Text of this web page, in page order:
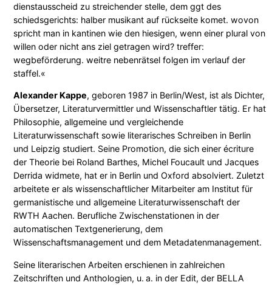
dienstausscheid zu streichender stelle, dem ggt des
schiedsgerichts: halber musikant auf rückseite komet. wovon
spricht man in kantinen wie den hiesigen, wenn einer plural von
willen oder nicht ans ziel getragen wird? treffer:
wegbeförderung. weitre nebenrätsel folgen im verlauf der
staffel.«
Alexander Kappe, geboren 1987 in Berlin/West, ist als Dichter,
Übersetzer, Literaturvermittler und Wissenschaftler tätig. Er hat
Philosophie, allgemeine und vergleichende
Literaturwissenschaft sowie literarisches Schreiben in Berlin
und Leipzig studiert. Seine Promotion, die sich einer écriture
der Theorie bei Roland Barthes, Michel Foucault und Jacques
Derrida widmete, hat er in Berlin und Oxford absolviert. Zuletzt
arbeitete er als wissenschaftlicher Mitarbeiter am Institut für
germanistische und allgemeine Literaturwissenschaft der
RWTH Aachen. Berufliche Zwischenstationen in der
automatischen Textgenerierung, dem
Wissenschaftsmanagement und dem Metadatenmanagement.
Seine literarischen Arbeiten erschienen in zahlreichen
Zeitschriften und Anthologien, u. a. in der Edit, der BELLA